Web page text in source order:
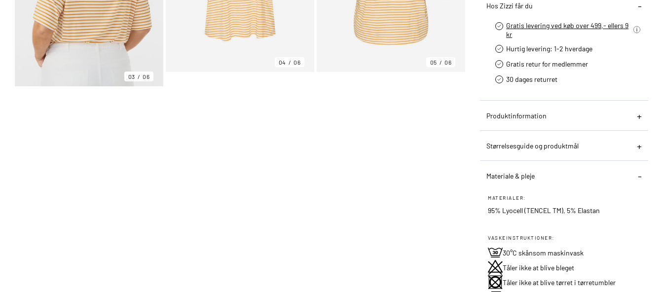
03 06
04 06 05 06 06
Hos Zizzi får du
Gratis levering ved køb over 499,- ellers 9
kr
Hurtig levering­: 1-2 hverdage
Gratis retur for medlemmer
30 dages returret
Produktinformation
Størrelsesguide og produktmål
Materiale & pleje
MATERIALER:
95% Lyocell (TENCEL TM), 5% Elastan
VASKEINSTRUKTIONER:
30°C skånsom maskinvask
Tåler ikke at blive bleget
Tåler ikke at blive tørret i tørretumbler